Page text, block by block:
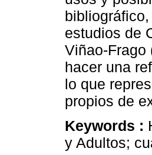
estudios de
Viñao-Frago
hacer una
lo que
propios de
Keywords :
y Adultos;